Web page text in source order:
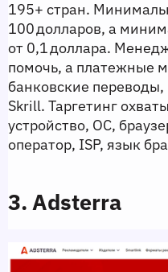
195+ стран.
100 долларов, а
от 0,1 доллара.
помочь, а платежные
банковские переводы,
Skrill. Таргетинг
устройство, ОС,
оператор, ISP, язык
3. Adsterra